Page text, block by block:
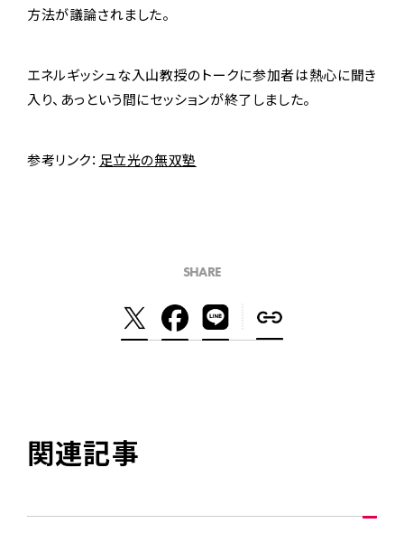
方法が議論されました。
エネルギッシュな入山教授のトークに参加者は熱心に聞き
入り、あっという間にセッションが終了しました。
参考リンク： 足立光の無双塾
SHARE
関連記事